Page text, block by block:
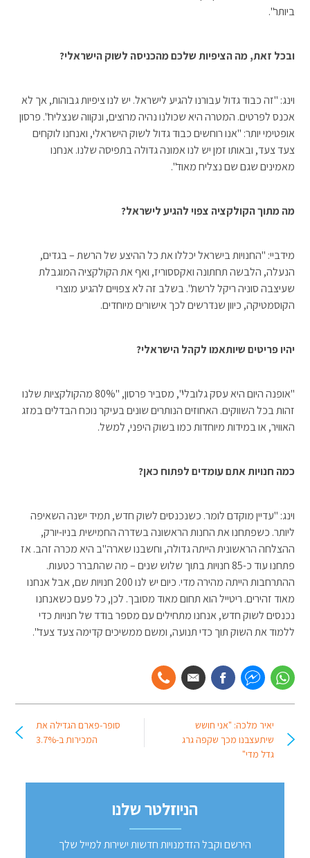
ביותר".
ובכל זאת, מה הציפיות שלכם מהכניסה לשוק הישראלי?
וינג: "זה כבוד גדול עבורנו להגיע לישראל. יש לנו ציפיות גבוהות, אך לא
אכנס לפרטים. המטרה היא שכולנו נהיה מרוצים, ונקווה שנצליח". פרסון
אופטימי יותר: "אנו רוחשים כבוד גדול לשוק הישראלי, ואנחנו לוקחים
צעד צעד, ובאותו זמן יש לנו אמונה גדולה בתפיסה שלנו. אנחנו
מאמינים שגם שם נצליח מאוד".
מה מתוך הקולקציה צפוי להגיע לישראל?
מידביי: "החנויות בישראל יכללו את כל ההיצע של הרשת – בגדים,
הנעלה, הלבשה תחתונה ואקססוריז, ואף את הקולקציה המוגבלת
שעיצבה סוניה ריקל לרשת". בשלב זה לא צפויים להגיע מוצרי
הקוסמטיקה, כיוון שנדרשים לכך אישורים מיוחדים.
יהיו פריטים שיותאמו לקהל הישראלי?
"אופנה היום היא עסק גלובלי", מסביר פרסון, "80% מהקולקציות שלנו
זהות בכל השווקים. האחוזים הנותרים שונים בעיקר נוכח הבדלים במזג
האוויר, או במידות מיוחדות כמו בשוק היפני, למשל.
כמה חנויות אתם עומדים לפתוח כאן?
וינג: "עדיין מוקדם לומר. כשנכנסים לשוק חדש, תמיד ישנה השאיפה
ליותר. כשפתחנו את החנות הראשונה בשדרה החמישית בניו-יורק,
ההצלחה הראשונית הייתה גדולה, וחשבנו שארה"ב היא מכרה זהב. אז
פתחנו עוד כ-85 חנויות בתוך שלוש שנים – מה שהתברר כטעות.
ההתרחבות הייתה מהירה מדי. כיום יש לנו 200 חנויות שם, אבל אנחנו
מאוד זהירים. ריטייל הוא תחום מאוד מסובך. לכן, כל פעם כשאנחנו
נכנסים לשוק חדש, אנחנו מתחילים עם מספר בודד של חנויות כדי
ללמוד את השוק תוך כדי תנועה, ומשם ממשיכים קדימה צעד צעד".
יאיר מלכה: "אני חושש
שיתעצבנו מכך שקפה גרג
גדל מדי"
סופר-פארם הגדילה את
המכירות ב-3.7%
הניוזלטר שלנו
הירשם וקבל הזדמנויות חדשות ישירות למייל שלך